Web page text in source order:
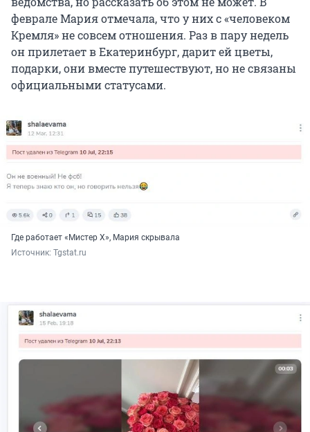
феврале Мария отмечала, что у них с «человеком
Кремля» не совсем отношения. Раз в пару недель
он прилетает в Екатеринбург, дарит ей цветы,
подарки, они вместе путешествуют, но не связаны
официальными статусами.
Где работает «Мистер Х», Мария скрывала
Источник: Tgstat.ru